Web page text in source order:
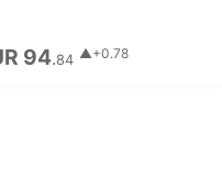
94.84 ▲+0.78